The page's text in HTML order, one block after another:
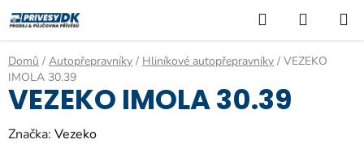
na
obsah
Hledat
KOŠÍK
Domů / Autopřepravníky / Hliníkové autopřepravníky / VEZEKO
IMOLA 30.39
VEZEKO IMOLA 30.39
Značka: Vezeko